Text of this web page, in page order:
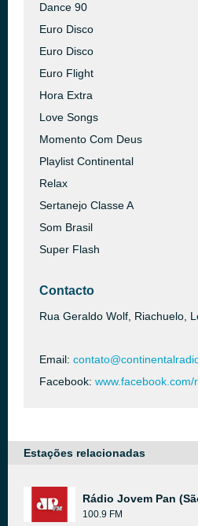
Dance 90
Euro Disco
Euro Disco
Euro Flight
Hora Extra
Love Songs
Momento Com Deus
Playlist Continental
Relax
Sertanejo Classe A
Som Brasil
Super Flash
Contacto
Rua Geraldo Wolf, Riachuelo,
Email:
Facebook:
Estações relacionadas
Rádio Jovem Pan
100.9 FM